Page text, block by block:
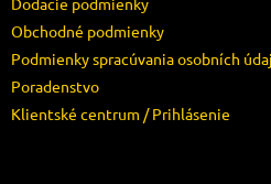
Obchodné podmienky
Podmienky spracúvania osobních
Poradenstvo
Klientské centrum / Prihlásenie